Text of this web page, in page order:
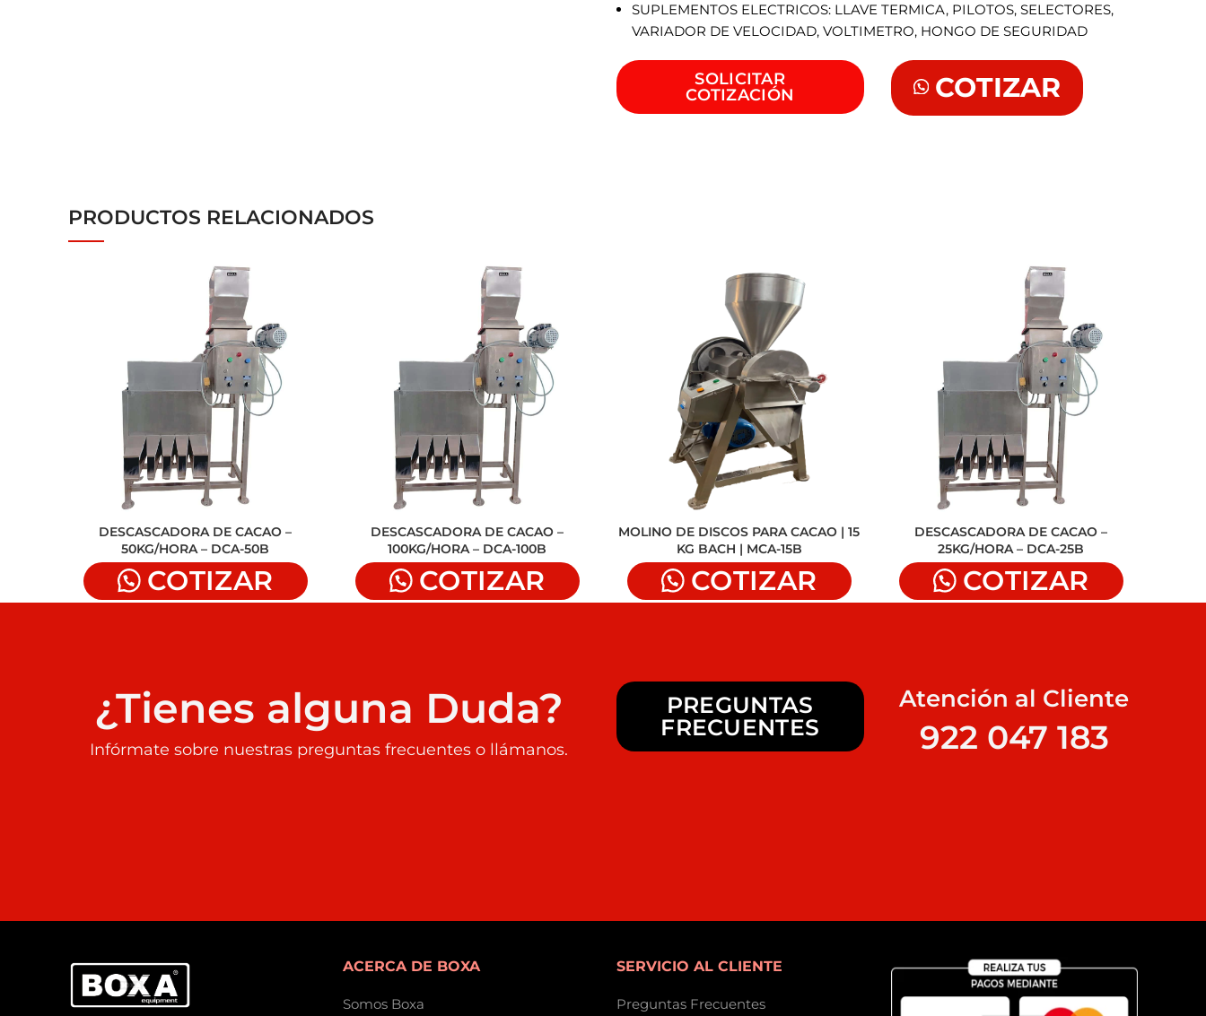
SUPLEMENTOS ELECTRICOS: LLAVE TERMICA, PILOTOS, SELECTORES,
VARIADOR DE VELOCIDAD, VOLTIMETRO, HONGO DE SEGURIDAD
SOLICITAR
COTIZACIÓN
COTIZAR
PRODUCTOS RELACIONADOS
DESCASCADORA DE CACAO –
50KG/HORA – DCA-50B
COTIZAR
DESCASCADORA DE CACAO –
100KG/HORA – DCA-100B
COTIZAR
MOLINO DE DISCOS PARA CACAO | 15
KG BACH | MCA-15B
COTIZAR
DESCASCADORA DE CACAO –
25KG/HORA – DCA-25B
COTIZAR
¿Tienes alguna Duda?
Infórmate sobre nuestras preguntas frecuentes o llámanos.
PREGUNTAS
FRECUENTES
Atención al Cliente
922 047 183
ACERCA DE BOXA
Somos Boxa
SERVICIO AL CLIENTE
Preguntas Frecuentes